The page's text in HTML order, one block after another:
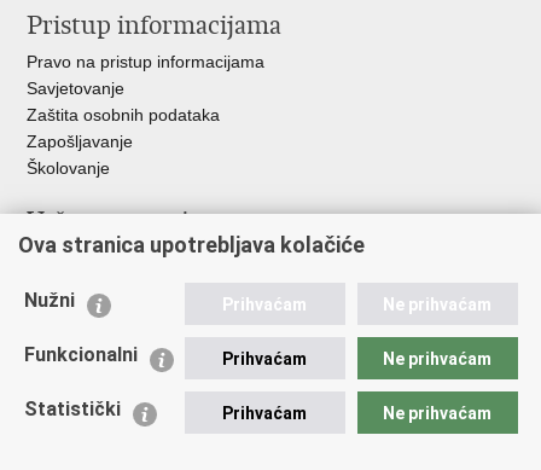
Pristup informacijama
Pravo na pristup informacijama
Savjetovanje
Zaštita osobnih podataka
Zapošljavanje
Školovanje
Važne poveznice
Ministarstvo unutarnjih poslova
Udruge
Policijska akademija
Zaklada policijske solidarnosti
Ova stranica upotrebljava kolačiće
Nužni Prihvaćam Ne prihvaćam
Funkcionalni Prihvaćam Ne prihvaćam
Statistički Prihvaćam Ne prihvaćam